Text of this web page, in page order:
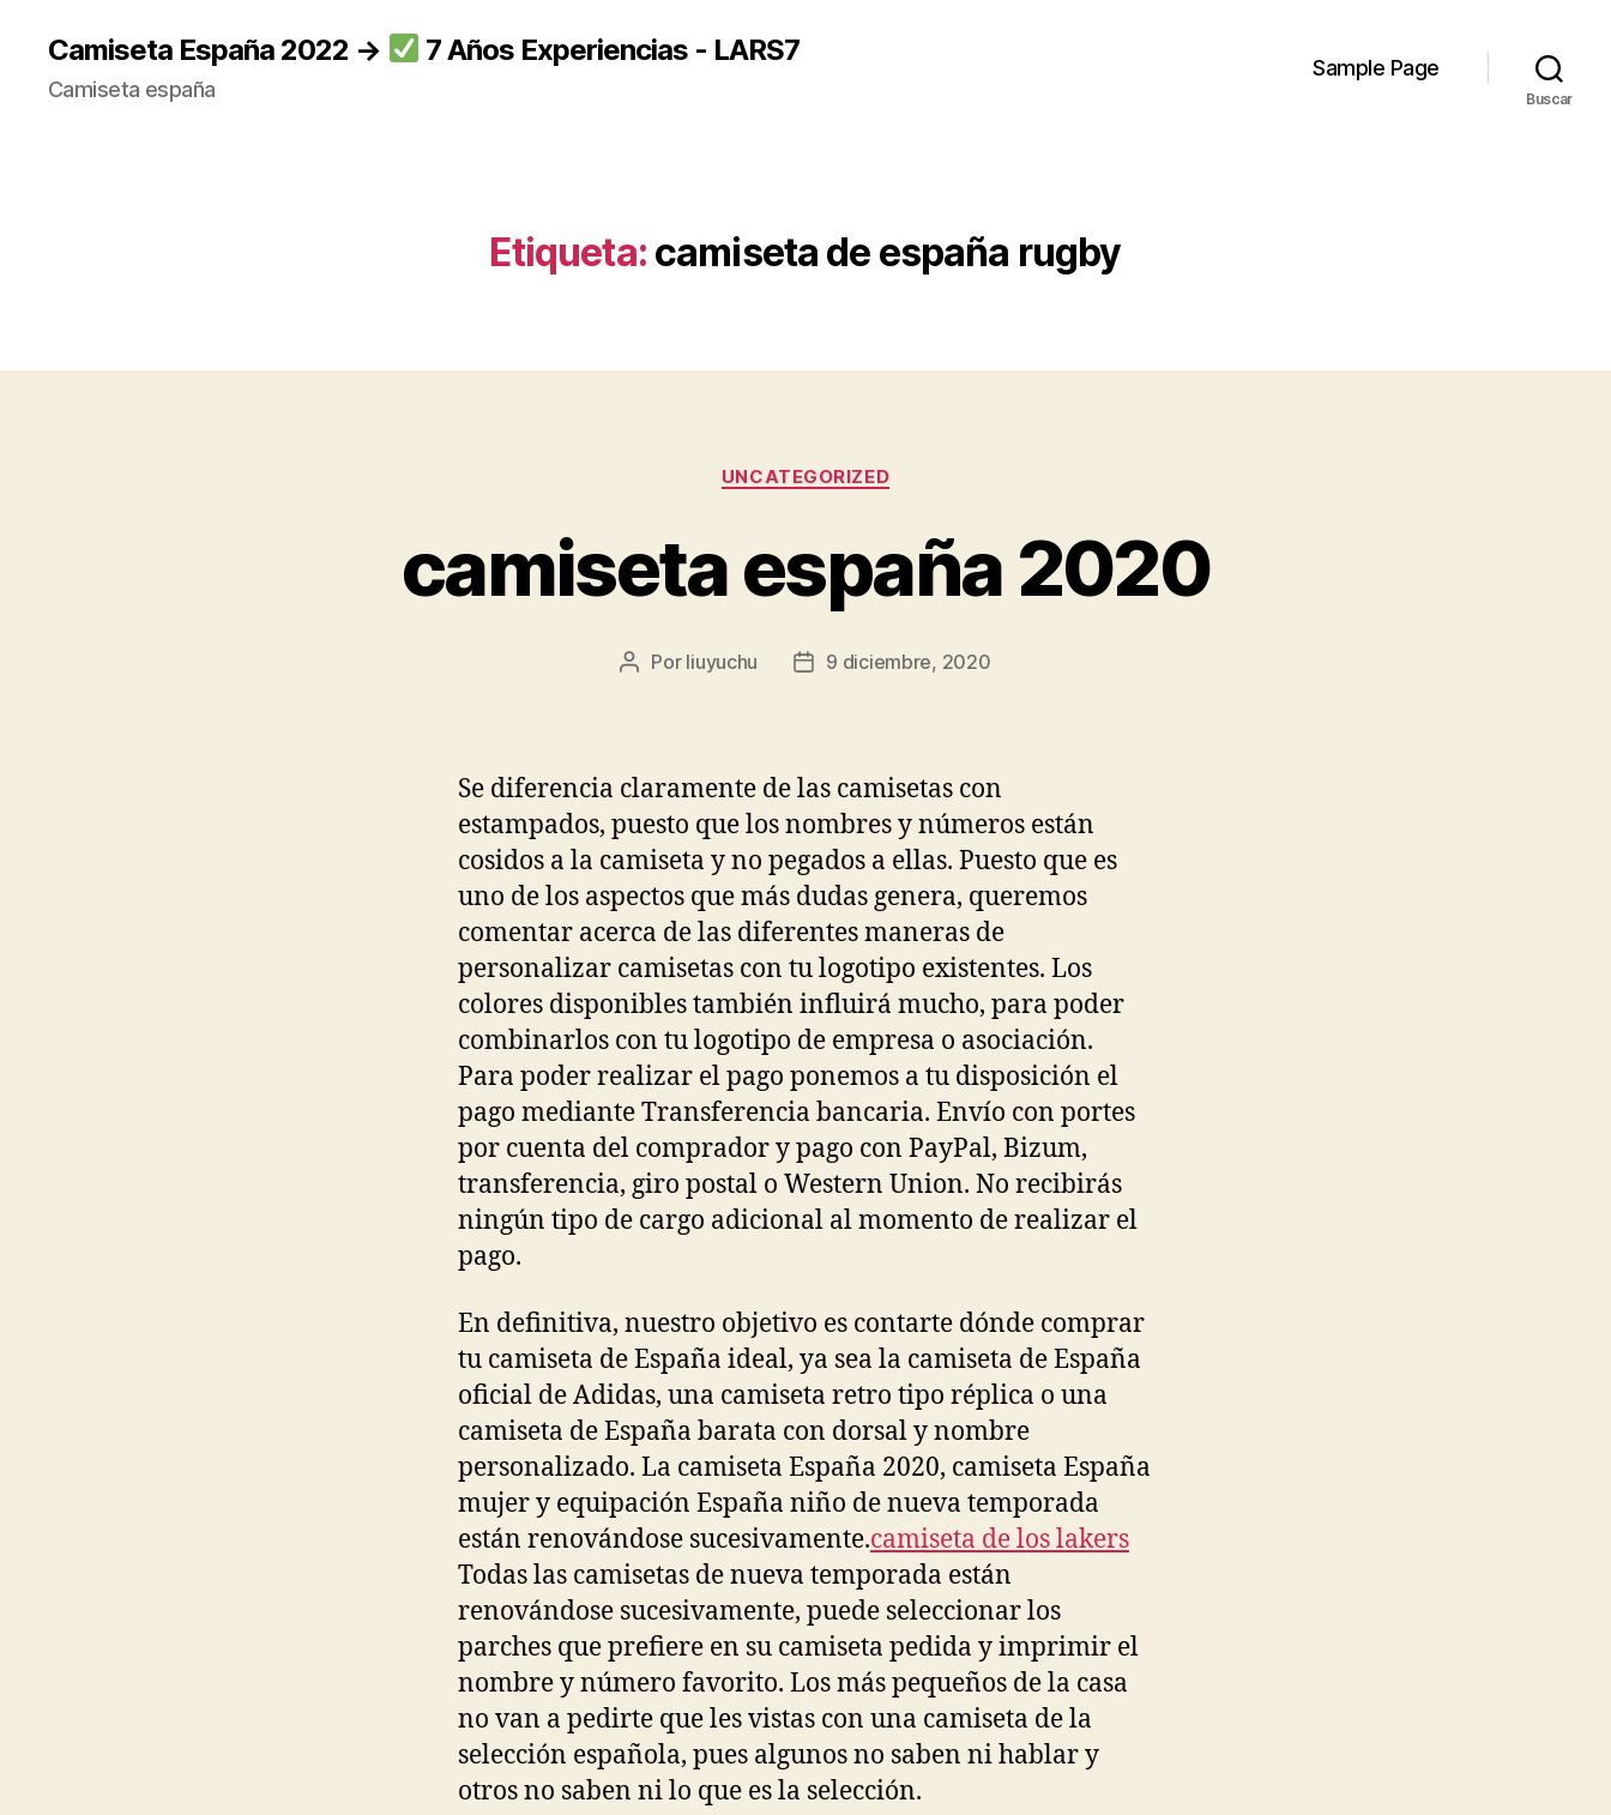
Camiseta España 2022 → 7 Años Experiencias - LARS7
Camiseta españa
Sample Page
Buscar
Etiqueta: camiseta de españa rugby
Categorías
UNCATEGORIZED
camiseta españa 2020
Autor
Por liuyuchu
Fecha9 diciembre, 2020
Se diferencia claramente de las camisetas con
estampados, puesto que los nombres y números están
cosidos a la camiseta y no pegados a ellas. Puesto que es
uno de los aspectos que más dudas genera, queremos
comentar acerca de las diferentes maneras de
personalizar camisetas con tu logotipo existentes. Los
colores disponibles también influirá mucho, para poder
combinarlos con tu logotipo de empresa o asociación.
Para poder realizar el pago ponemos a tu disposición el
pago mediante Transferencia bancaria. Envío con portes
por cuenta del comprador y pago con PayPal, Bizum,
transferencia, giro postal o Western Union. No recibirás
ningún tipo de cargo adicional al momento de realizar el
pago.
En definitiva, nuestro objetivo es contarte dónde comprar
tu camiseta de España ideal, ya sea la camiseta de España
oficial de Adidas, una camiseta retro tipo réplica o una
camiseta de España barata con dorsal y nombre
personalizado. La camiseta España 2020, camiseta España
mujer y equipación España niño de nueva temporada
están renovándose sucesivamente.camiseta de los lakers
Todas las camisetas de nueva temporada están
renovándose sucesivamente, puede seleccionar los
parches que prefiere en su camiseta pedida y imprimir el
nombre y número favorito. Los más pequeños de la casa
no van a pedirte que les vistas con una camiseta de la
selección española, pues algunos no saben ni hablar y
otros no saben ni lo que es la selección.